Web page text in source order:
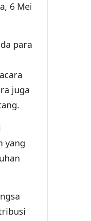
6 Mei
para
juga
yang